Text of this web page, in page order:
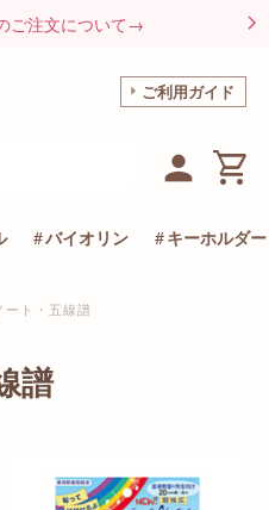
ご注文について→
ご利用ガイド
バイオリン キーホルダー
ート・五線譜
譜